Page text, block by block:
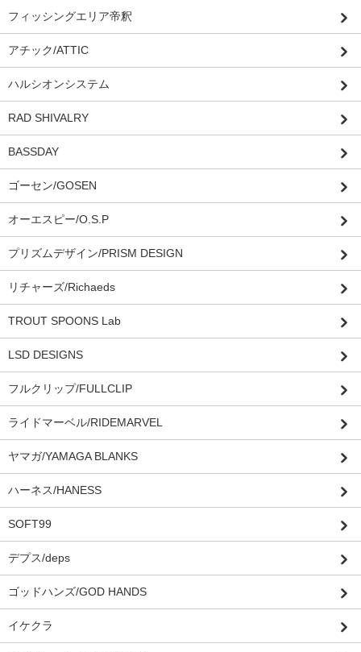
フィッシングエリア帝釈
アチック/ATTIC
ハルシオンシステム
RAD SHIVALRY
BASSDAY
ゴーセン/GOSEN
オーエスピー/O.S.P
プリズムデザイン/PRISM DESIGN
リチャーズ/Richaeds
TROUT SPOONS Lab
LSD DESIGNS
フルクリップ/FULLCLIP
ライドマーベル/RIDEMARVEL
ヤマガ/YAMAGA BLANKS
ハーネス/HANESS
SOFT99
デプス/deps
ゴッドハンズ/GOD HANDS
イケクラ